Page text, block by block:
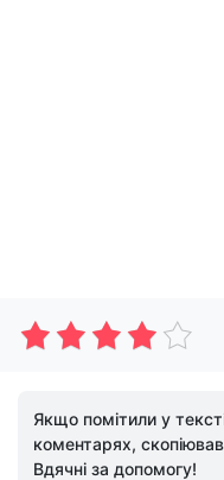
Якщо помітили у
коментарях,
Вдячні за допомогу!